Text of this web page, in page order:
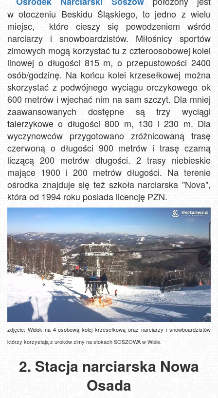
w otoczeniu Beskidu Śląskiego, to jedno z wielu
miejsc, które cieszy się powodzeniem wśród
narciarzy i snowboardzistów. Miłośnicy sportów
zimowych mogą korzystać tu z czteroosobowej kolei
linowej o długości 815 m, o przepustowości 2400
osób/godzinę. Na końcu kolei krzesełkowej można
skorzystać z podwójnego wyciągu orczykowego ok
600 metrów i wjechać nim na sam szczyt. Dla mniej
zaawansowanych dostępne są trzy wyciągi
talerzykowe o długości 800 m, 130 i 230 m. Dla
wyczynowców przygotowano zróżnicowaną trasę
czerwoną o długości 900 metrów i trasę czarną
liczącą 200 metrów długości. 2 trasy niebieskie
mające 1900 i 200 metrów długości. Na terenie
ośrodka znajduje się też szkoła narciarska "Nova",
która od 1994 roku posiada licencję PZN.
zdjęcie: Widok na 4-osobową kolej krzesełkową oraz narciarzy i snowboardzistów
którzy korzystają z uroków zimy na stokach SOSZOWA w Wiśle.
2. Stacja narciarska Nowa
Osada